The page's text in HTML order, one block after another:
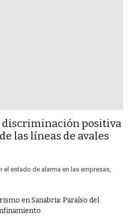
discriminación positiva
las líneas de avales
estado de alarma en las empresas,
en Sanabria: Paraíso del